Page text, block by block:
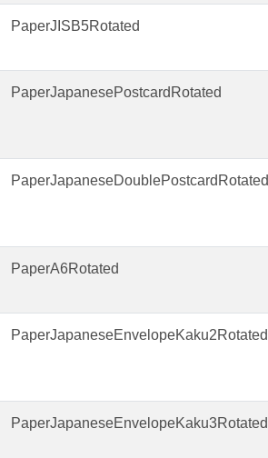
PaperJISB5Rotated
PaperJapanesePostcardRotated
PaperJapaneseDoublePostcardRotated
PaperA6Rotated
PaperJapaneseEnvelopeKaku2Rotated
PaperJapaneseEnvelopeKaku3Rotated